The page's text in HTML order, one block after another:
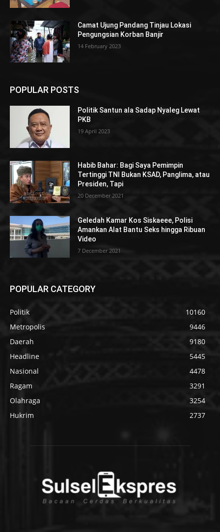
Camat Ujung Pandang Tinjau Lokasi
Pengungsian Korban Banjir
14 February 2023
POPULAR POSTS
Politik Santun ala Sadap Nyaleg Lewat
PKB
19 April 2023
Habib Bahar: Bagi Saya Pemimpin
Tertinggi TNI Bukan KSAD, Panglima, atau
Presiden, Tapi
20 December 2021
Geledah Kamar Kos Siskaeee, Polisi
Amankan Alat Bantu Seks hingga Ribuan
Video
7 December 2021
POPULAR CATEGORY
Politik
10160
Metropolis
9446
Daerah
9180
Headline
5445
Nasional
4478
Ragam
3291
Olahraga
3254
Hukrim
2737